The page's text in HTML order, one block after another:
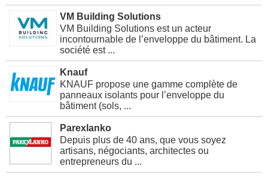
VM Building Solutions
VM Building Solutions est un acteur
incontournable de l’enveloppe du bâtiment. La
société est ...
Knauf
KNAUF propose une gamme complète de
panneaux isolants pour l’enveloppe du
bâtiment (sols, ...
Parexlanko
Depuis plus de 40 ans, que vous soyez
artisans, négociants, architectes ou
entrepreneurs du ...